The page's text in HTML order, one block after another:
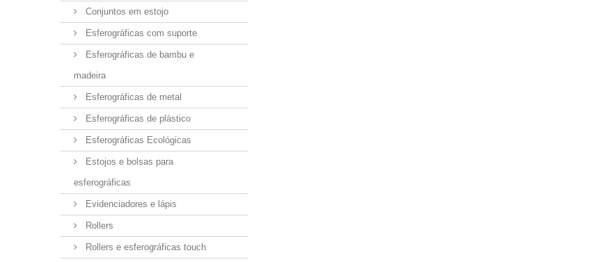
Conjuntos em estojo
Esferográficas com suporte
Esferográficas de bambu e
madeira
Esferográficas de metal
Esferográficas de plástico
Esferográficas Ecológicas
Estojos e bolsas para
esferográficas
Evidenciadores e lápis
Rollers
Rollers e esferográficas touch